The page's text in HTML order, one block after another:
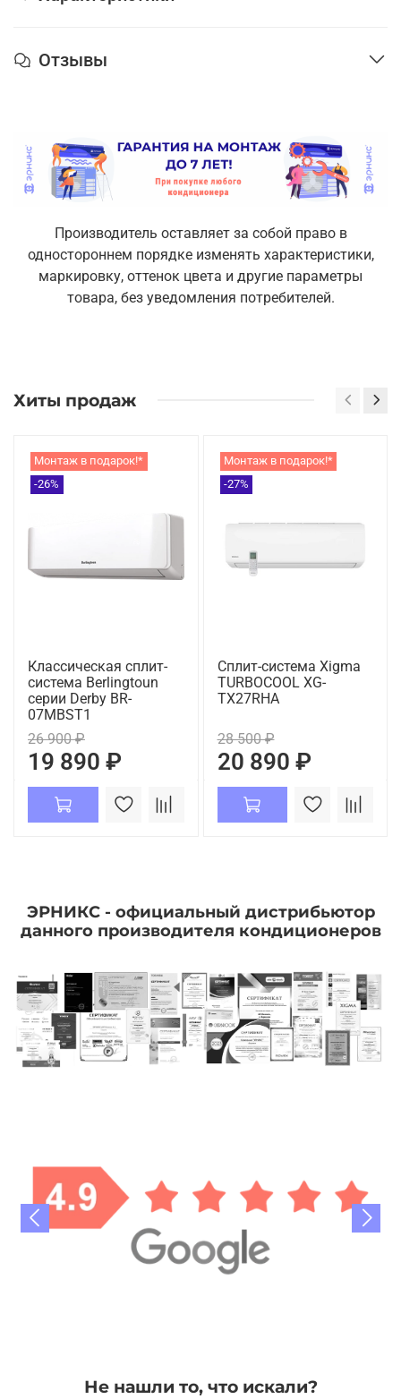
Отзывы
Производитель оставляет за собой право в
одностороннем порядке изменять характеристики,
маркировку, оттенок цвета и другие параметры
товара, без уведомления потребителей.
Хиты продаж
Монтаж в подарок!*
-26%
Классическая сплит-
система Berlingtoun
серии Derby BR-
07MBST1
26 900 ₽
19 890 ₽
Монтаж в подарок!*
-27%
Сплит-система Xigma
TURBOCOOL XG-
TX27RHA
28 500 ₽
20 890 ₽
ЭРНИКС - официальный дистрибьютор
данного производителя кондиционеров
Не нашли то, что искали?